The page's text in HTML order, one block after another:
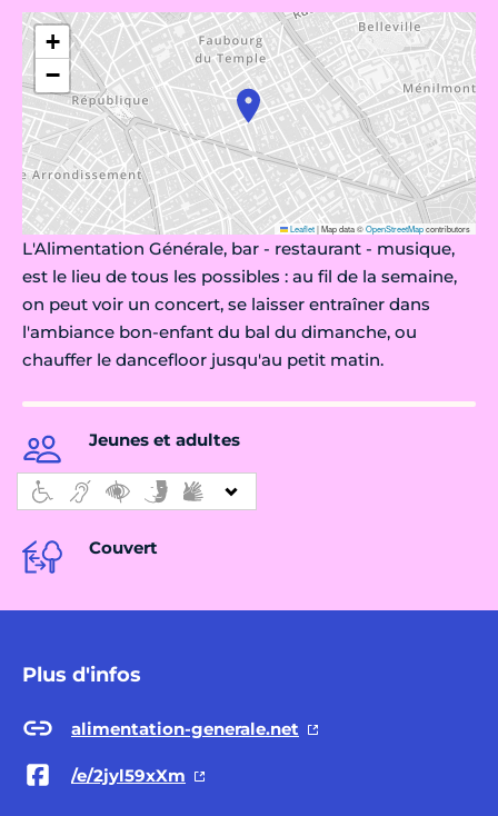
+
−
Leaflet|Map data ©OpenStreetMapcontributors
L'Alimentation Générale, bar - restaurant - musique,
est le lieu de tous les possibles : au fil de la semaine,
on peut voir un concert, se laisser entraîner dans
l'ambiance bon-enfant du bal du dimanche, ou
chauffer le dancefloor jusqu'au petit matin.
Jeunes et adultes
Couvert
Plus d'infos
alimentation-generale.net
/e/2jyl59xXm